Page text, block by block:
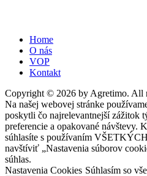
Home
O nás
VOP
Kontakt
Copyright © 2026 by Agretimo. All
Na našej webovej stránke
poskytli čo najrelevantnejší zážitok
preferencie a opakované návštevy.
súhlasíte s používaním
navštíviť „Nastavenia súborov
súhlas.
Nastavenia Cookies Súhlasím so